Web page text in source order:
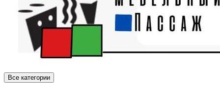
Все категории